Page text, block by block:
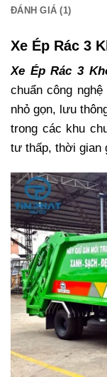
ĐÁNH GIÁ (1)
Xe Ép Rác 3
Xe Ép Rác 3
chuẩn công
nhỏ gọn, lưu
trong các khu
tư thấp, thời gian